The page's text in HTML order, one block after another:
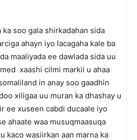
ka soo gala shirkadahan sida
ahayn iyo lacagaha kale ba
maaliyada ee dawlada sida uu
xaashi cilmi markii u ahaa
in anay soo gaadhin
xiligaa uu muran ka dhashay u
ee xuseen cabdi ducaale iyo
ahaate waa musuqmaasuqa
kaco wasiirkan aan marna ka